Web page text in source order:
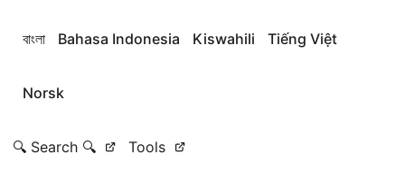
বাংলা Bahasa Indonesia Kiswahili Tiếng Việt
Norsk
🔍 Search 🔍 Tools